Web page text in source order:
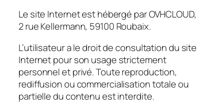
Le site Internet est hébergé par OVHCLOUD,
2 rue Kellermann, 59100 Roubaix.
L’utilisateur a le droit de consultation du site
Internet pour son usage strictement
personnel et privé. Toute reproduction,
rediffusion ou commercialisation totale ou
partielle du contenu est interdite.